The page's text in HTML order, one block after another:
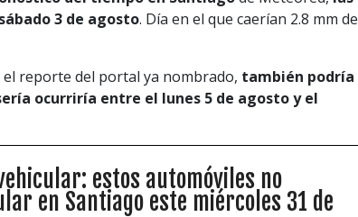
3 de agosto. Día en el que caerían 2.8 mm de
reporte del portal ya nombrado, también podría
ocurriría entre el lunes 5 de agosto y el
estos automóviles no
en Santiago este miércoles 31 de